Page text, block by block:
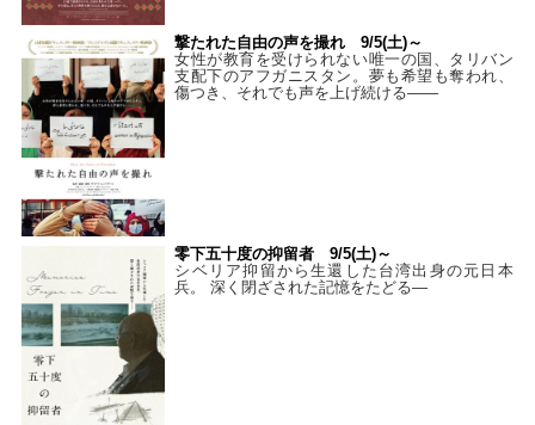
撃たれた自由の声を撮れ 9/5(土)～
女性が教育を受けられない唯一の国、タリバン
支配下のアフガニスタン。夢も希望も奪われ、
傷つき、それでも声を上げ続ける——
零下五十度の抑留者 9/5(土)～
シベリア抑留から生還した台湾出身の元日本
兵。 深く閉ざされた記憶をたどる—